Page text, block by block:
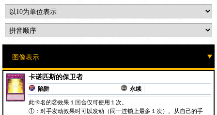
卡诺匹斯的保卫者
陷阱
永续
此卡名的②效果１回合仅可使用１次。
①：对手发动效果时可以发动（同一连锁上最多１次）。从自己的手